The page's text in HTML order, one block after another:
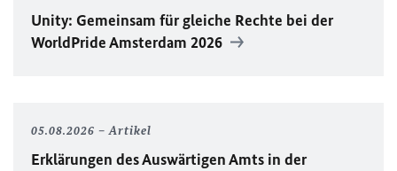
Unity: Gemeinsam für gleiche Rechte bei der
WorldPrideAmsterdam 2026
05.08.2026 Artikel
Erklärungen des Auswärtigen Amts in der